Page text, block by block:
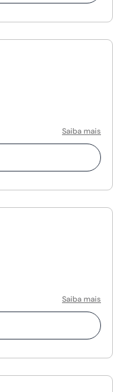
Saiba mais
Saiba mais